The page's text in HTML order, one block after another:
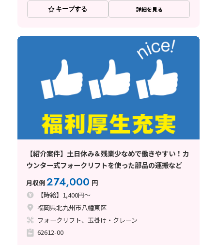
キープする 詳細を見る
【紹介案件】土日休み＆残業少なめで働きやすい！カ
ウンター式フォークリフトを使った部品の運搬など
月収例274,000 円
【時給】1,400円～
福岡県北九州市八幡東区
フォークリフト、玉掛け・クレーン
62612-00